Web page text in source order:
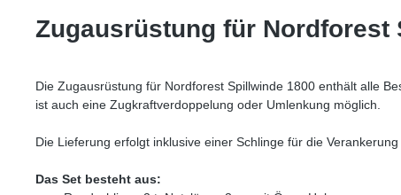
Zugausrüstung für Nordforest
Die Zugausrüstung für Nordforest Spillwinde 1800 enthält alle
ist auch eine Zugkraftverdoppelung oder Umlenkung möglich.
Die Lieferung erfolgt inklusive einer Schlinge für die Verankerung
Das Set besteht aus: